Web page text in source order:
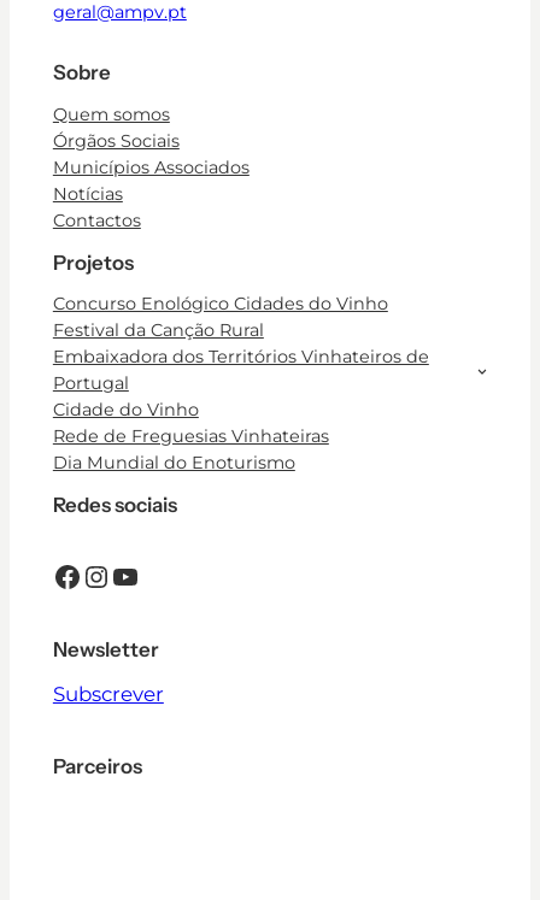
geral@ampv.pt
Sobre
Quem somos
Órgãos Sociais
Municípios Associados
Notícias
Contactos
Projetos
Concurso Enológico Cidades do Vinho
Festival da Canção Rural
Embaixadora dos Territórios Vinhateiros de
Portugal
Cidade do Vinho
Rede de Freguesias Vinhateiras
Dia Mundial do Enoturismo
Redes sociais
Facebook InstagramYouTube
Newsletter
Subscrever
Parceiros